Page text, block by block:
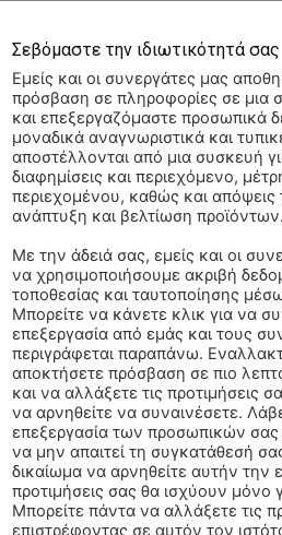
Διαβάστε περισσότερα
ΚΗΔΕΙΑ – ΔΕΥΤΕΡΑ
ΓΕΩΡΓΙΑ
ΓΡΑΜΜΑΤΙΚΑ ΕΤΩΝ
Φθιώτιδας 13 Οκτωβρίου, 2024
ΞΥΝΙΑΔΑ ΔΟΜΟΚΟΥ
Σεβόμαστε την ιδιωτικότητά σας
Εμείς και οι συνεργάτες μας
πρόσβαση σε πληροφορίες σε μια
και επεξεργαζόμαστε προσωπικά
μοναδικά αναγνωριστικά και
αποστέλλονται από μια συσκευή
διαφημίσεις και περιεχόμενο,
περιεχομένου, καθώς και απόψεις
ανάπτυξη και βελτίωση προϊόντων.
Με την άδειά σας, εμείς και οι
να χρησιμοποιήσουμε ακριβή
τοποθεσίας και ταυτοποίησης
Μπορείτε να κάνετε κλικ για να
επεξεργασία από εμάς και τους
περιγράφεται παραπάνω.
αποκτήσετε πρόσβαση σε πιο
και να αλλάξετε τις προτιμήσεις
να αρνηθείτε να συναινέσετε.
επεξεργασία των προσωπικών
να μην απαιτεί τη συγκατάθεσή
δικαίωμα να αρνηθείτε αυτήν την
προτιμήσεις σας θα ισχύουν μόνο
Μπορείτε πάντα να αλλάξετε τις
επιστρέφοντας σε αυτόν τον